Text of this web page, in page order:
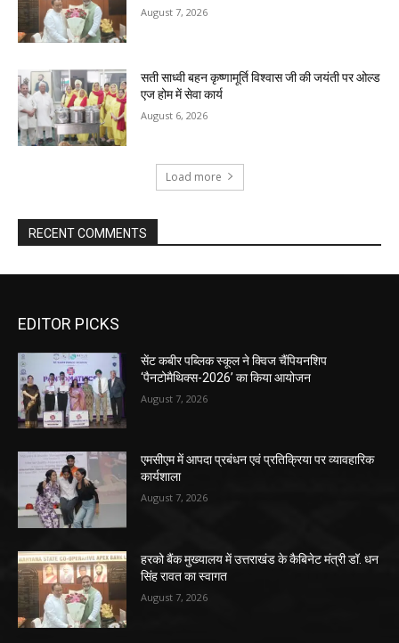
August 7, 2026
सती साध्वी बहन कृष्णामूर्ति विश्वास जी की जयंती पर ओल्ड
एज होम में सेवा कार्य
August 6, 2026
Load more
RECENT COMMENTS
EDITOR PICKS
सेंट कबीर पब्लिक स्कूल ने क्विज चैंपियनशिप
‘पैनटोमैथिक्स-2026’ का किया आयोजन
August 7, 2026
एमसीएम में आपदा प्रबंधन एवं प्रतिक्रिया पर व्यावहारिक
कार्यशाला
August 7, 2026
हरको बैंक मुख्यालय में उत्तराखंड के कैबिनेट मंत्री डॉ. धन
सिंह रावत का स्वागत
August 7, 2026